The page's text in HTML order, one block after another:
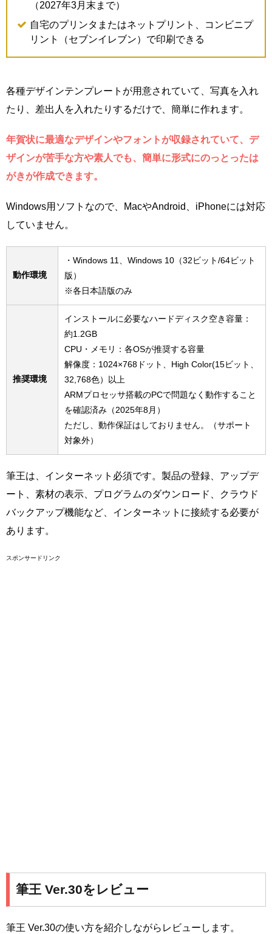
（2027年3月末まで）
自宅のプリンタまたはネットプリント、コンビニプ
リント（セブンイレブン）で印刷できる
各種デザインテンプレートが用意されていて、写真を入れ
たり、差出人を入れたりするだけで、簡単に作れます。
年賀状に最適なデザインやフォントが収録されていて、デ
ザインが苦手な方や素人でも、簡単に形式にのっとったは
がきが作成できます。
Windows用ソフトなので、MacやAndroid、iPhoneには対応
していません。
動作環境
・Windows 11、Windows 10（32ビット/64ビット
版）
※各日本語版のみ
推奨環境
インストールに必要なハードディスク空き容量：
約1.2GB
CPU・メモリ：各OSが推奨する容量
解像度：1024×768ドット、High Color(15ビット、
32,768色）以上
ARMプロセッサ搭載のPCで問題なく動作すること
を確認済み（2025年8月）
ただし、動作保証はしておりません。（サポート
対象外）
筆王は、インターネット必須です。製品の登録、アップデ
ート、素材の表示、プログラムのダウンロード、クラウド
バックアップ機能など、インターネットに接続する必要が
あります。
スポンサードリンク
筆王 Ver.30をレビュー
筆王 Ver.30の使い方を紹介しながらレビューします。